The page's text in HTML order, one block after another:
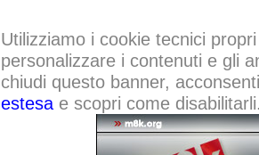
Utilizziamo i cookie tecnici
personalizzare i contenuti e gli
chiudi questo banner,
estesae scopri come